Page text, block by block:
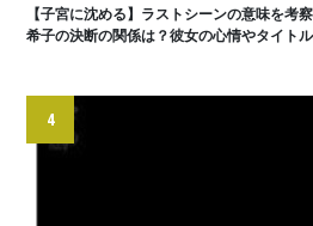
【子宮に沈める】ラストシーンの意味を考
希子の決断の関係は？彼女の心情やタイト
4